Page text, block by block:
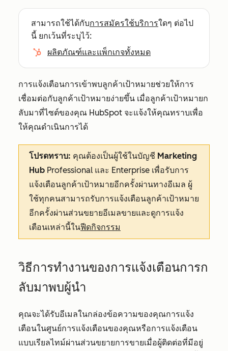
สามารถใช้ได้กับการสมัครใช้บริการใดๆ ต่อไป
นี้ ยกเว้นที่ระบุไว้:
ผลิตภัณฑ์และแพ็กเกจทั้งหมด
การแจ้งเตือนการเข้าพบลูกค้าเป้าหมายช่วยให้การ
เชื่อมต่อกับลูกค้าเป้าหมายง่ายขึ้น เมื่อลูกค้าเป้าหมายก
ลับมาที่ไซต์ของคุณ HubSpot จะแจ้งให้คุณทราบเพื่อ
ให้คุณดำเนินการได้
โปรดทราบ: คุณต้องเป็นผู้ใช้ในบัญชี Marketing
Hub Professional และ Enterprise เพื่อรับการ
แจ้งเตือนลูกค้าเป้าหมายอีกครั้งผ่านทางอีเมล ผู้
ใช้ทุกคนสามารถรับการแจ้งเตือนลูกค้าเป้าหมาย
อีกครั้งผ่านส่วนขยายอีเมลขายและดูการแจ้ง
เตือนเหล่านี้ในฟีดกิจกรรม
วิธีการทำงานของการแจ้งเตือนการก
ลับมาพบผู้นำ
คุณจะได้รับอีเมลในกล่องข้อความของคุณการแจ้ง
เตือนในศูนย์การแจ้งเตือนของคุณหรือการแจ้งเตือน
แบบเรียลไทม์ผ่านส่วนขยายการขายเมื่อผู้ติดต่อที่มีอยู่